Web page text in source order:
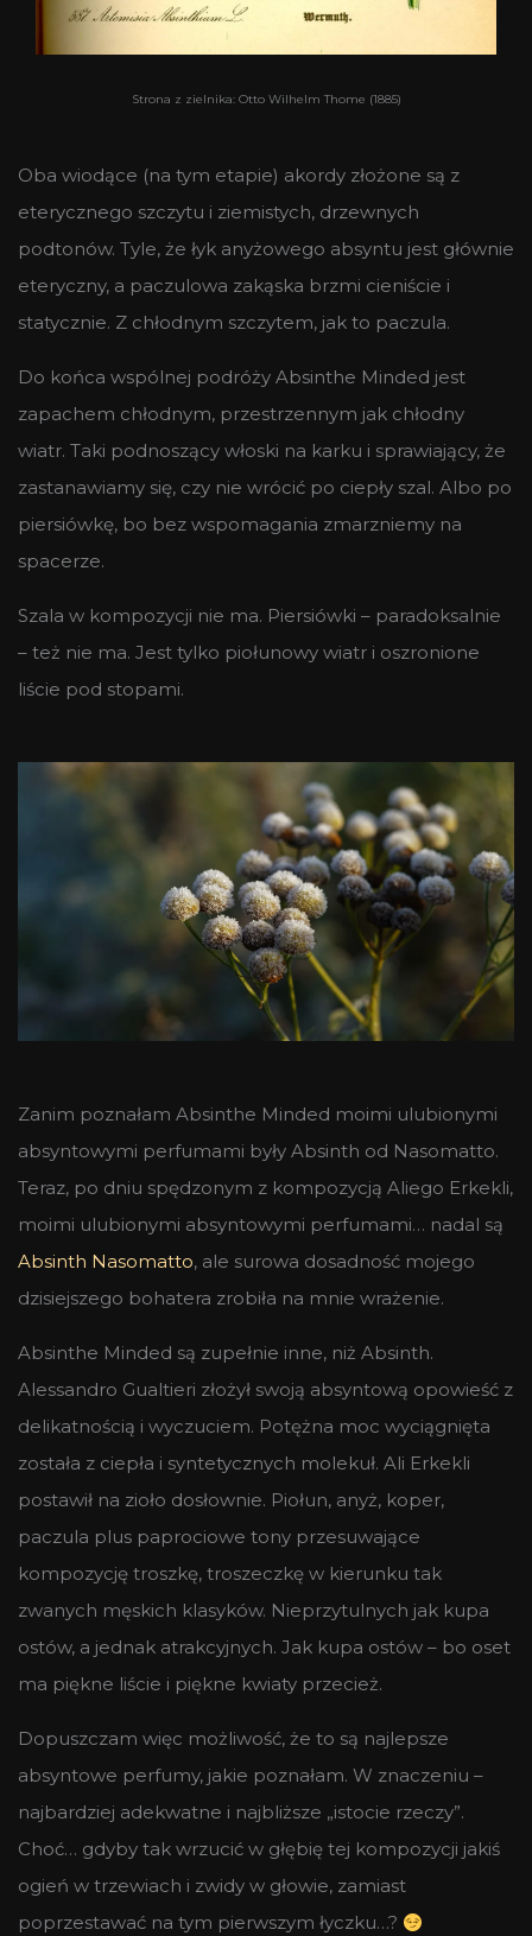
Strona z zielnika: Otto Wilhelm Thome (1885)
Oba wiodące (na tym etapie) akordy złożone są z
eterycznego szczytu i ziemistych, drzewnych
podtonów. Tyle, że łyk anyżowego absyntu jest głównie
eteryczny, a paczulowa zakąska brzmi cieniście i
statycznie. Z chłodnym szczytem, jak to paczula.
Do końca wspólnej podróży Absinthe Minded jest
zapachem chłodnym, przestrzennym jak chłodny
wiatr. Taki podnoszący włoski na karku i sprawiający, że
zastanawiamy się, czy nie wrócić po ciepły szal. Albo po
piersiówkę, bo bez wspomagania zmarzniemy na
spacerze.
Szala w kompozycji nie ma. Piersiówki – paradoksalnie
– też nie ma. Jest tylko piołunowy wiatr i oszronione
liście pod stopami.
Zanim poznałam Absinthe Minded moimi ulubionymi
absyntowymi perfumami były Absinth od Nasomatto.
Teraz, po dniu spędzonym z kompozycją Aliego Erkekli,
moimi ulubionymi absyntowymi perfumami… nadal są
Absinth Nasomatto, ale surowa dosadność mojego
dzisiejszego bohatera zrobiła na mnie wrażenie.
Absinthe Minded są zupełnie inne, niż Absinth.
Alessandro Gualtieri złożył swoją absyntową opowieść z
delikatnością i wyczuciem. Potężna moc wyciągnięta
została z ciepła i syntetycznych molekuł. Ali Erkekli
postawił na zioło dosłownie. Piołun, anyż, koper,
paczula plus paprociowe tony przesuwające
kompozycję troszkę, troszeczkę w kierunku tak
zwanych męskich klasyków. Nieprzytulnych jak kupa
ostów, a jednak atrakcyjnych. Jak kupa ostów – bo oset
ma piękne liście i piękne kwiaty przecież.
Dopuszczam więc możliwość, że to są najlepsze
absyntowe perfumy, jakie poznałam. W znaczeniu –
najbardziej adekwatne i najbliższe „istocie rzeczy”.
Choć… gdyby tak wrzucić w głębię tej kompozycji jakiś
ogień w trzewiach i zwidy w głowie, zamiast
poprzestawać na tym pierwszym łyczku…?